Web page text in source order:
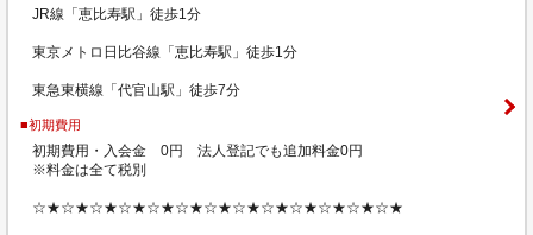
JR線「恵比寿駅」徒歩1分
東京メトロ日比谷線「恵比寿駅」徒歩1分
東急東横線「代官山駅」徒歩7分
■初期費用
初期費用・入会金 0円 法人登記でも追加料金0円
※料金は全て税別
☆★☆★☆★☆★☆★☆★☆★☆★☆★☆★☆★☆★☆★